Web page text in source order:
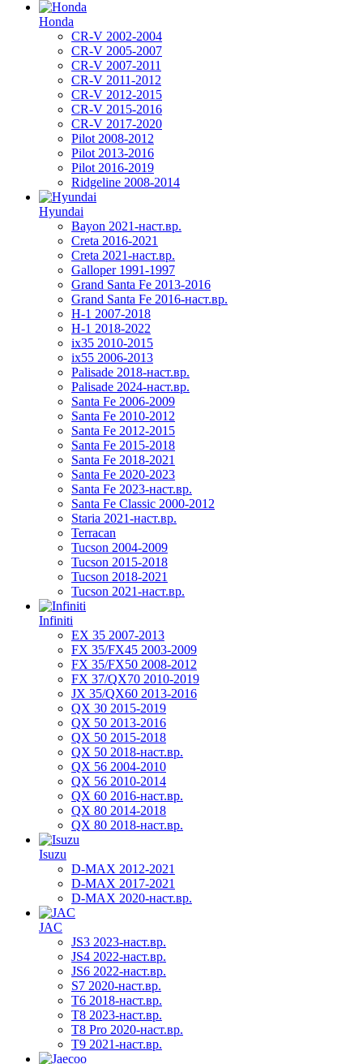
Honda
CR-V 2002-2004
CR-V 2005-2007
CR-V 2007-2011
CR-V 2011-2012
CR-V 2012-2015
CR-V 2015-2016
CR-V 2017-2020
Pilot 2008-2012
Pilot 2013-2016
Pilot 2016-2019
Ridgeline 2008-2014
Hyundai
Bayon 2021-наст.вр.
Creta 2016-2021
Creta 2021-наст.вр.
Galloper 1991-1997
Grand Santa Fe 2013-2016
Grand Santa Fe 2016-наст.вр.
H-1 2007-2018
H-1 2018-2022
ix35 2010-2015
ix55 2006-2013
Palisade 2018-наст.вр.
Palisade 2024-наст.вр.
Santa Fe 2006-2009
Santa Fe 2010-2012
Santa Fe 2012-2015
Santa Fe 2015-2018
Santa Fe 2018-2021
Santa Fe 2020-2023
Santa Fe 2023-наст.вр.
Santa Fe Classic 2000-2012
Staria 2021-наст.вр.
Terracan
Tucson 2004-2009
Tucson 2015-2018
Tucson 2018-2021
Tucson 2021-наст.вр.
Infiniti
EX 35 2007-2013
FX 35/FX45 2003-2009
FX 35/FX50 2008-2012
FX 37/QX70 2010-2019
JX 35/QX60 2013-2016
QX 30 2015-2019
QX 50 2013-2016
QX 50 2015-2018
QX 50 2018-наст.вр.
QX 56 2004-2010
QX 56 2010-2014
QX 60 2016-наст.вр.
QX 80 2014-2018
QX 80 2018-наст.вр.
Isuzu
D-MAX 2012-2021
D-MAX 2017-2021
D-MAX 2020-наст.вр.
JAC
JS3 2023-наст.вр.
JS4 2022-наст.вр.
JS6 2022-наст.вр.
S7 2020-наст.вр.
T6 2018-наст.вр.
T8 2023-наст.вр.
T8 Pro 2020-наст.вр.
T9 2021-наст.вр.